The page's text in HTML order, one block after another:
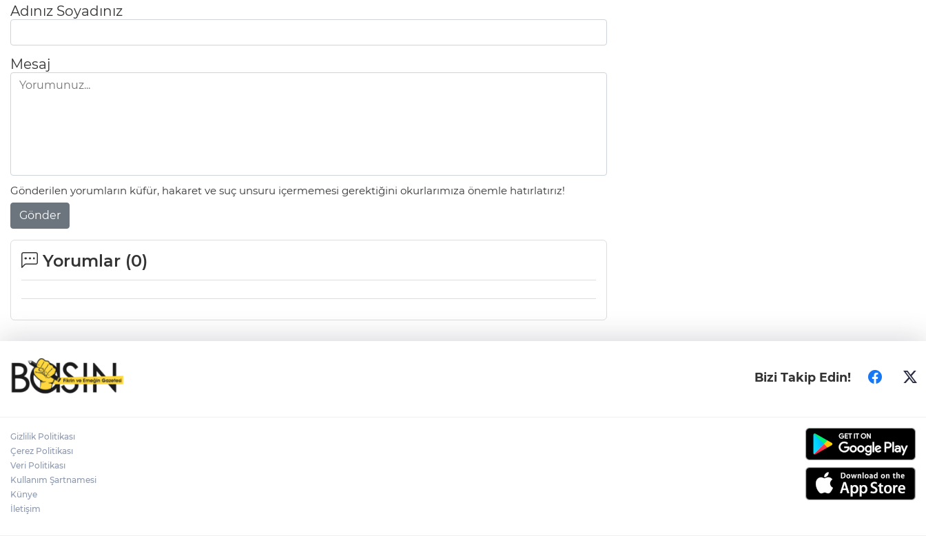
Adınız Soyadınız
Mesaj
Gönderilen yorumların küfür, hakaret ve suç unsuru içermemesi gerektiğini okurlarımıza önemle hatırlatırız!
Gönder
Yorumlar (0)
Bizi Takip Edin!
Gizlilik Politikası
Çerez Politikası
Veri Politikası
Kullanım Şartnamesi
Künye
İletişim